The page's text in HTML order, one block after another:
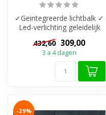
✓Geintegreerde lichtbalk ✓
Led-verlichting geleidelijk
Dimbaar...
432,60 309,00
3 a 4 dagen
-29%